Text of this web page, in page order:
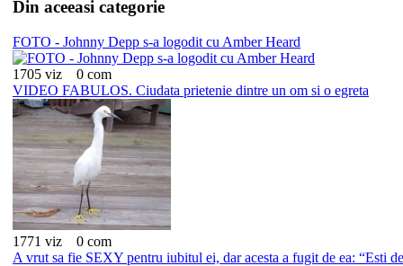
Din aceeasi categorie
FOTO - Johnny Depp s-a logodit cu Amber Heard
1705 viz
0 com
VIDEO FABULOS. Ciudata prietenie dintre un om si o egreta
1771 viz
0 com
A vrut sa fie SEXY pentru iubitul ei, dar acesta a fugit de ea: “Esti